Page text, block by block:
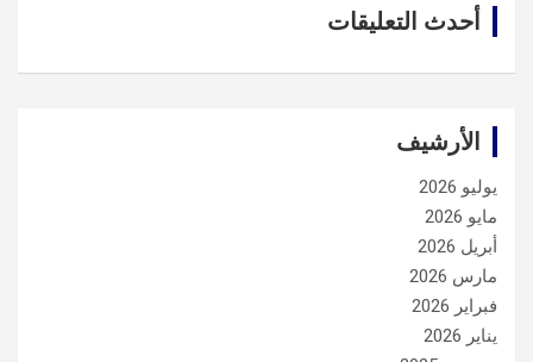
أحدث التعليقات
الأرشيف
يوليو 2026
مايو 2026
أبريل 2026
مارس 2026
فبراير 2026
يناير 2026